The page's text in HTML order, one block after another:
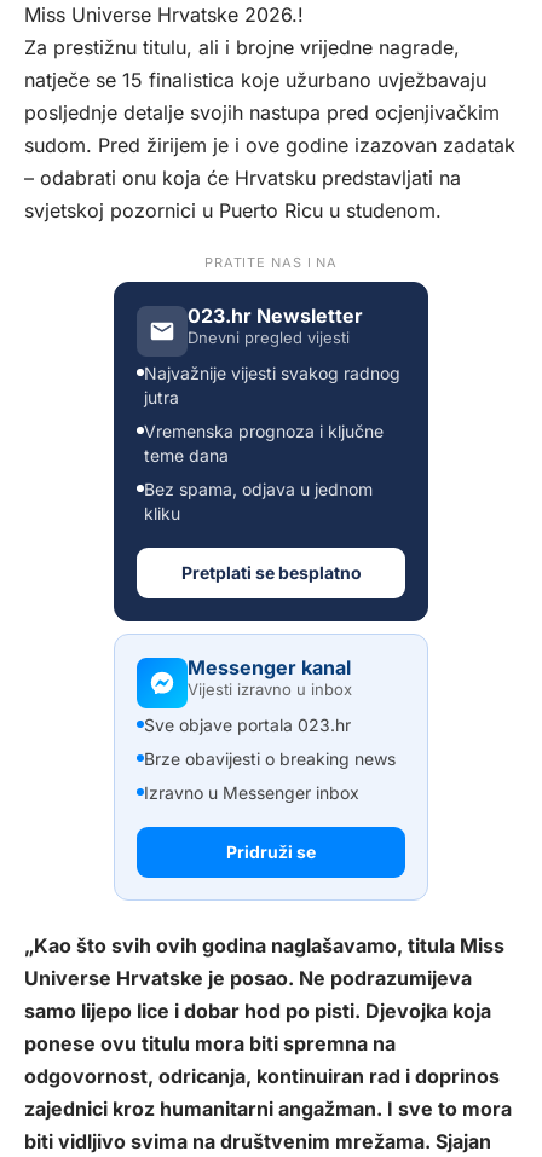
Miss Universe Hrvatske 2026.!
Za prestižnu titulu, ali i brojne vrijedne nagrade,
natječe se 15 finalistica koje užurbano uvježbavaju
posljednje detalje svojih nastupa pred ocjenjivačkim
sudom. Pred žirijem je i ove godine izazovan zadatak
– odabrati onu koja će Hrvatsku predstavljati na
svjetskoj pozornici u Puerto Ricu u studenom.
PRATITE NAS I NA
023.hr Newsletter
Dnevni pregled vijesti
Najvažnije vijesti svakog radnog
jutra
Vremenska prognoza i ključne
teme dana
Bez spama, odjava u jednom
kliku
Pretplati se besplatno
Messenger kanal
Vijesti izravno u inbox
Sve objave portala 023.hr
Brze obavijesti o breaking news
Izravno u Messenger inbox
Pridruži se
„Kao što svih ovih godina naglašavamo, titula Miss
Universe Hrvatske je posao. Ne podrazumijeva
samo lijepo lice i dobar hod po pisti. Djevojka koja
ponese ovu titulu mora biti spremna na
odgovornost, odricanja, kontinuiran rad i doprinos
zajednici kroz humanitarni angažman. I sve to mora
biti vidljivo svima na društvenim mrežama. Sjajan